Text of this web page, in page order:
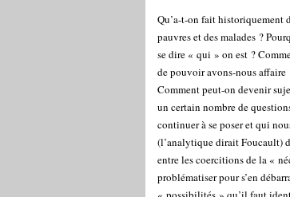
Qu’a-t-on fait historiquement
pauvres et des malades ?
se dire « qui » on est ?
de pouvoir avons-nous affaire
Comment peut-on devenir
un certain nombre de
continuer à se poser et qui
(l’analytique dirait Foucault)
entre les coercitions de la «
problématiser pour s’en